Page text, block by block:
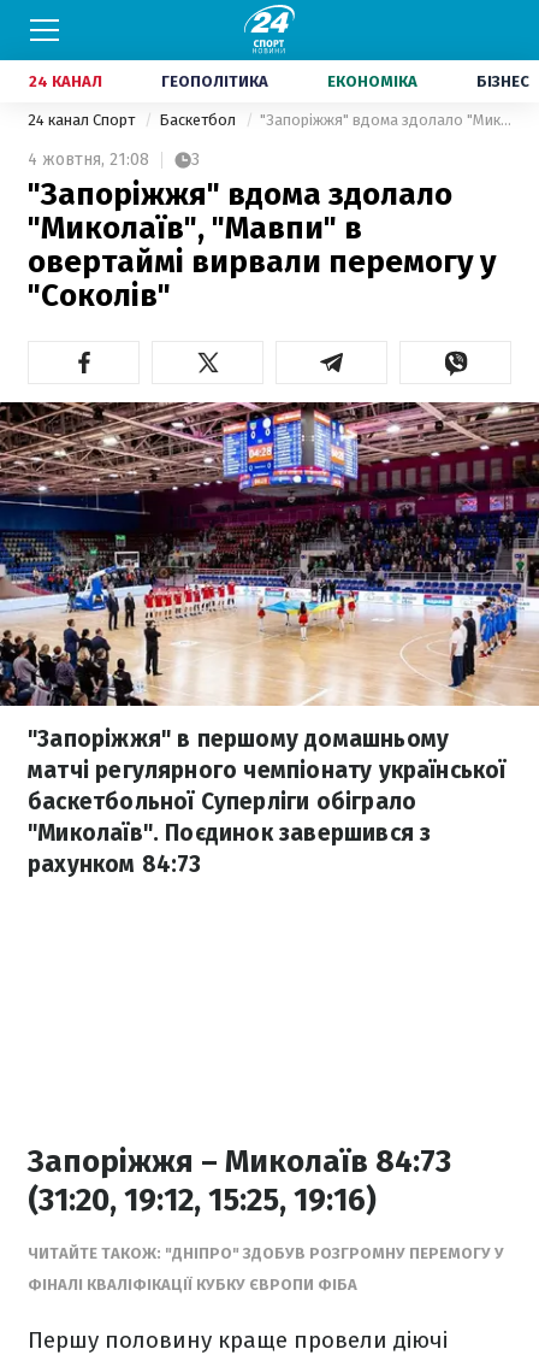
24 КАНАЛ ГЕОПОЛІТИКА ЕКОНОМІКА БІЗНЕС
24 канал Спорт Баскетбол "Запоріжжя" вдома здолало "Миколаїв", "Мавпи" в овертаймі вирвали перемогу у "Соколів"
4 жовтня, 21:08 3
"Запоріжжя" вдома здолало
"Миколаїв", "Мавпи" в
овертаймі вирвали перемогу у
"Соколів"
"Запоріжжя" в першому домашньому
матчі регулярного чемпіонату української
баскетбольної Суперліги обіграло
"Миколаїв". Поєдинок завершився з
рахунком 84:73
Запоріжжя – Миколаїв 84:73
(31:20, 19:12, 15:25, 19:16)
ЧИТАЙТЕ ТАКОЖ: "ДНІПРО" ЗДОБУВ РОЗГРОМНУ ПЕРЕМОГУ У
ФІНАЛІ КВАЛІФІКАЦІЇ КУБКУ ЄВРОПИ ФІБА
Першу половину краще провели діючі